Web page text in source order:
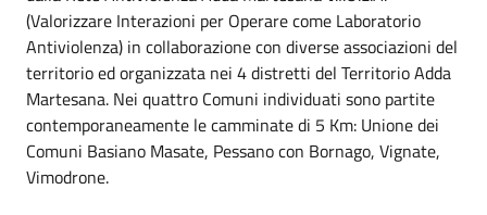
(Valorizzare Interazioni per Operare come Laboratorio
Antiviolenza) in collaborazione con diverse associazioni del
territorio ed organizzata nei 4 distretti del Territorio Adda
Martesana. Nei quattro Comuni individuati sono partite
contemporaneamente le camminate di 5 Km: Unione dei
Comuni Basiano Masate, Pessano con Bornago, Vignate,
Vimodrone.